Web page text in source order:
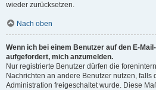
wieder zurücksetzen.
Nach oben
Wenn ich bei einem Benutzer auf den E-
aufgefordert, mich anzumelden.
Nur registrierte Benutzer dürfen die
Nachrichten an andere Benutzer nutzen, falls
Administration freigeschaltet wurde. Diese